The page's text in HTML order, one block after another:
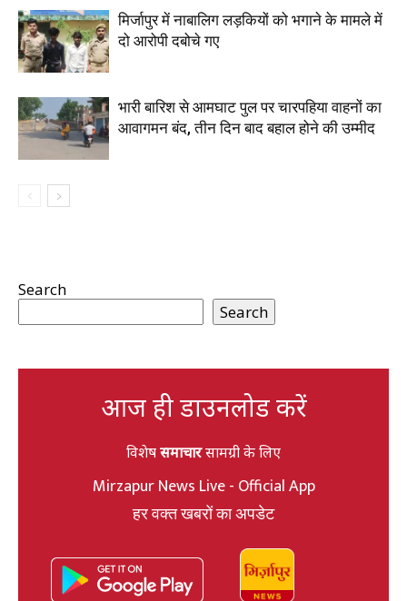
मिर्जापुर में नाबालिग लड़कियों को भगाने के मामले में
दो आरोपी दबोचे गए
भारी बारिश से आमघाट पुल पर चारपहिया वाहनों का
आवागमन बंद, तीन दिन बाद बहाल होने की उम्मीद
Search
Search
आज ही डाउनलोड करें
विशेषसमाचारसामग्री के लिए
Mirzapur News Live - Official App
हर वक्त खबरों का अपडेट